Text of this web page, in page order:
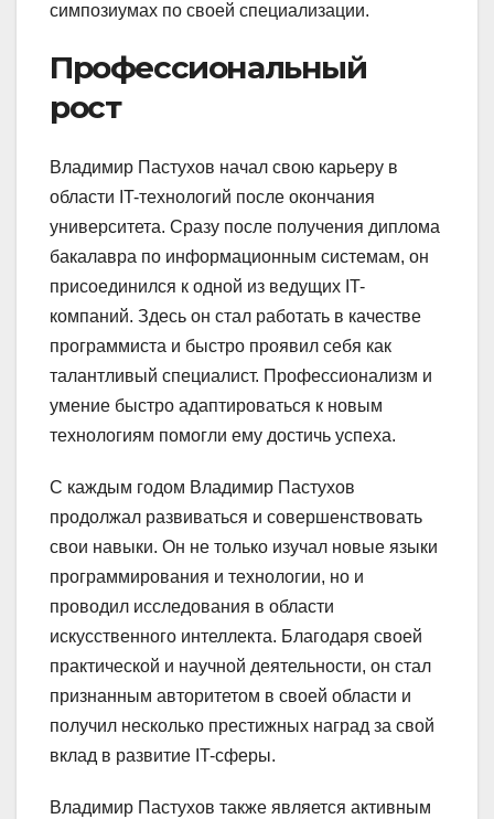
симпозиумах по своей специализации.
Профессиональный
рост
Владимир Пастухов начал свою карьеру в
области IT-технологий после окончания
университета. Сразу после получения диплома
бакалавра по информационным системам, он
присоединился к одной из ведущих IT-
компаний. Здесь он стал работать в качестве
программиста и быстро проявил себя как
талантливый специалист. Профессионализм и
умение быстро адаптироваться к новым
технологиям помогли ему достичь успеха.
С каждым годом Владимир Пастухов
продолжал развиваться и совершенствовать
свои навыки. Он не только изучал новые языки
программирования и технологии, но и
проводил исследования в области
искусственного интеллекта. Благодаря своей
практической и научной деятельности, он стал
признанным авторитетом в своей области и
получил несколько престижных наград за свой
вклад в развитие IT-сферы.
Владимир Пастухов также является активным